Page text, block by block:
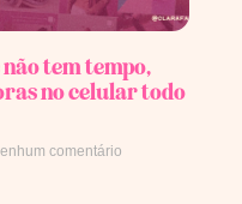
tem tempo,
no celular todo
comentário